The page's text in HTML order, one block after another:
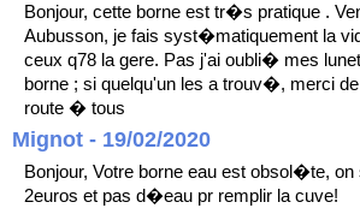
Bonjour, cette borne est tr�s pratique .
Aubusson, je fais syst�matiquement la
ceux q78 la gere. Pas j'ai oubli� mes
borne ; si quelqu'un les a trouv�, merci
route � tous
Mignot - 19/02/2020
Bonjour, Votre borne eau est obsol�te,
2euros et pas d�eau pr remplir la cuve!